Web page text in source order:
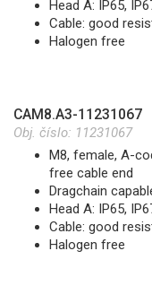
Head A: IP65,
Cable: good
Halogen free
CAM8.A3-11231067
Obj. číslo: 11231067
M8, female, A-
free cable end
Dragchain
Head A: IP65,
Cable: good
Halogen free